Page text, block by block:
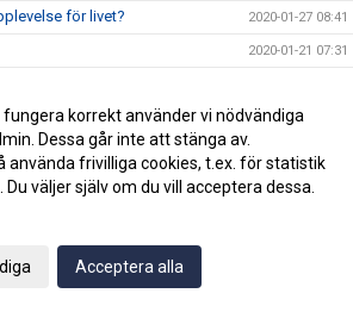
för livet? 2020-01-27 08:41
2020-01-21 07:31
ett år till 2020-01-15 10:46
på Fridhemsparken 2020-01-14 11:17
2019-12-20 07:42
korrekt använder vi nödvändiga
Dessa går inte att stänga av.
använda frivilliga cookies, t.ex. för statistik
väljer själv om du vill acceptera dessa.
Acceptera alla